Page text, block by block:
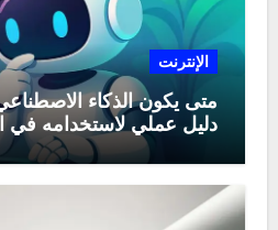
الإنترنت
متى يكون الذكاء
دليل عملي لاستخدامه في